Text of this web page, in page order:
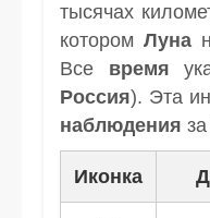
тысячах
которомЛуна
Все время
Россия). Эта
наблюдения за
Иконка